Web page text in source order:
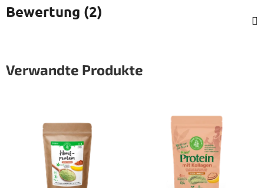
Bewertung (2)
Verwandte Produkte